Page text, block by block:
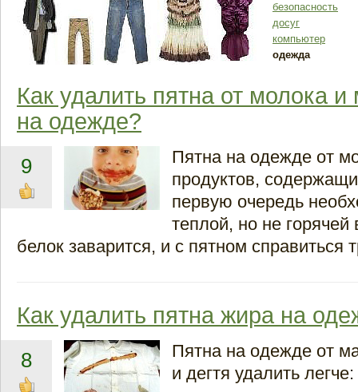
безопасность
досуг
компьютер
одежда
Как удалить пятна от молока и
на одежде?
9
Пятна на одежде от
продуктов,
первую очередь
теплой, но не
белок заварится, и с пятном справиться
Как удалить пятна жира на
8
Пятна на одежде от
и дегтя удалить легче: